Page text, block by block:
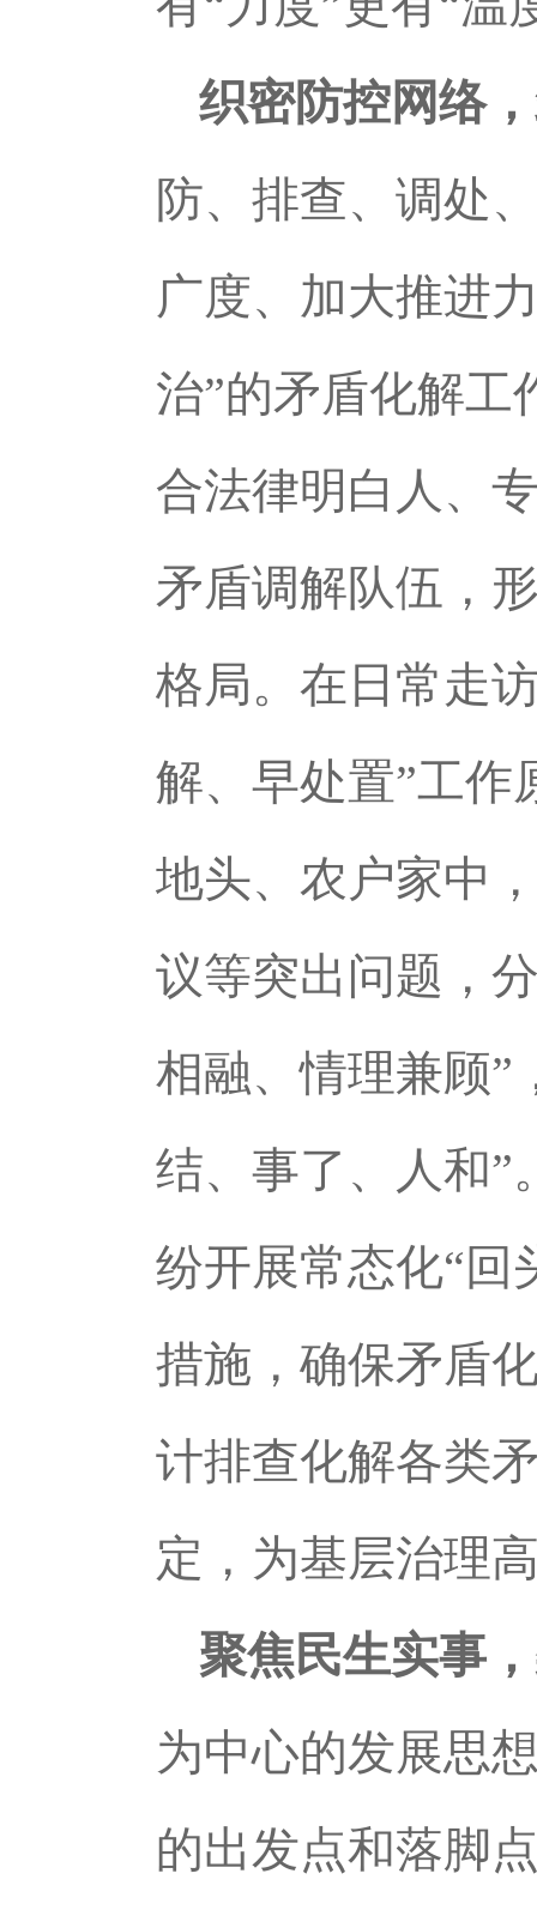
织密防控网络
防、排查、调处
广度、加大推进
治”的矛盾化解工
合法律明白人、
矛盾调解队伍，
格局。在日常走
解、早处置”工作
地头、农户家中
议等突出问题，
相融、情理兼顾”
结、事了、人和”
纷开展常态化“回
措施，确保矛盾
计排查化解各类
定，为基层治理
聚焦民生实事
为中心的发展思
的出发点和落脚